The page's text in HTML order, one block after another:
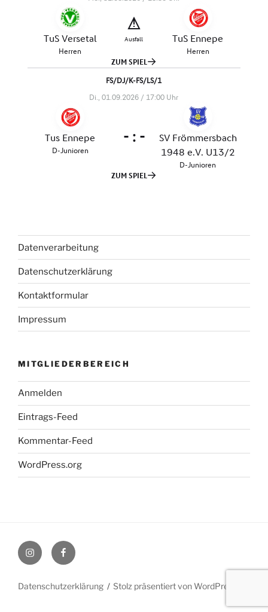
Datenverarbeitung
Datenschutzerklärung
Kontaktformular
Impressum
MITGLIEDERBEREICH
Anmelden
Eintrags-Feed
Kommentar-Feed
WordPress.org
InstagramFacebook
Datenschutzerklärung Stolz präsentiert von WordPress